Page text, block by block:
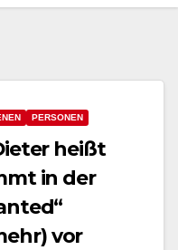
PERSONEN
heißt
in der
vor